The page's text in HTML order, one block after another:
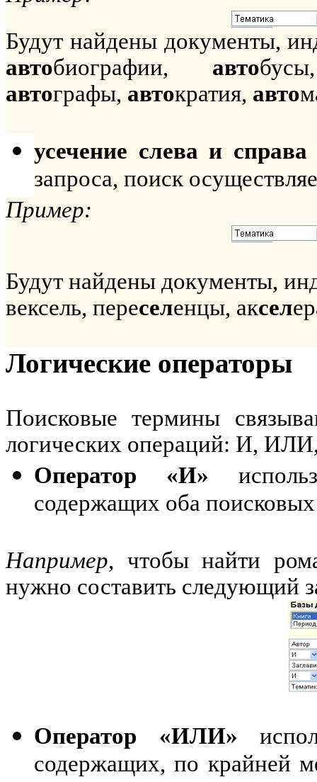
Будут найдены документы,
автобиографии, авто
автографы, автократия, авто
усечение слева и справа
запроса, поиск
Пример:
Будут найдены документы,
вексель, переселенцы, аксел
Логические операторы
Поисковые термины
логических операций: И,
Оператор «И»
содержащих оба
Например, чтобы найти
нужно составить следующий
Оператор «ИЛИ»
содержащих, по крайней